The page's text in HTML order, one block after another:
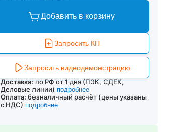
Добавить в корзину
Запросить КП
Запросить видеодемонстрацию
Доставка: по РФ от 1 дня (ПЭК, СДЕК,
Деловые линии) подробнее
Оплата: безналичный расчёт (цены указаны
с НДС) подробнее